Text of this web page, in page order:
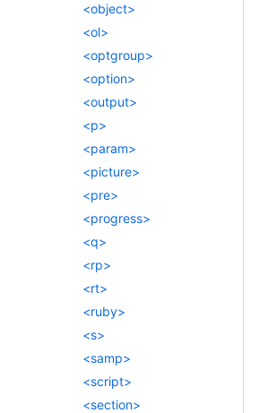
<object>
<ol>
<optgroup>
<option>
<output>
<p>
<param>
<picture>
<pre>
<progress>
<q>
<rp>
<rt>
<ruby>
<s>
<samp>
<script>
<section>